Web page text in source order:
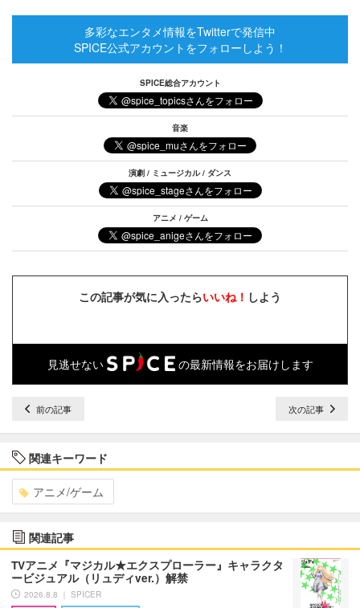
多彩なエンタメ情報をTwitterで発信中
SPICE公式アカウントをフォローしよう！
SPICE総合アカウント
音楽
演劇 / ミュージカル / ダンス
アニメ / ゲーム
この記事が気に入ったらいいね！ しよう
見逃せない の最新情報をお届けします
前の記事 次の記事
関連キーワード
アニメ/ゲーム
関連記事
TVアニメ『マジカル★エクスプローラー』キャラクタ
ービジュアル（リュディver.）解禁
2026.8.8 ｜ SPICER